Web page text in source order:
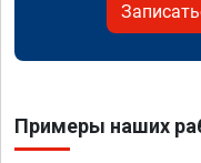
Примеры наших